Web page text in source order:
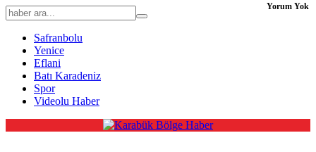
Safranbolu
Yenice
Eflani
Batı Karadeniz
Spor
Videolu Haber
Yorum Yok